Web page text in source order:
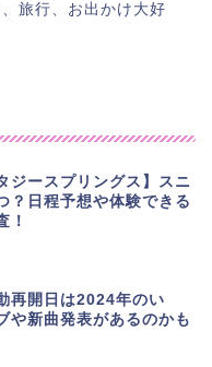
旅行、お出かけ大好
ジースプリングス】スニ
？日程予想や体験できる
！
再開日は2024年のい
や新曲発表があるのかも